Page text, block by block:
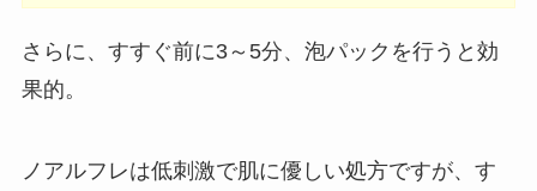
さらに、すすぐ前に3～5分、泡パックを行うと効
果的。
ノアルフレは低刺激で肌に優しい処方ですが、す